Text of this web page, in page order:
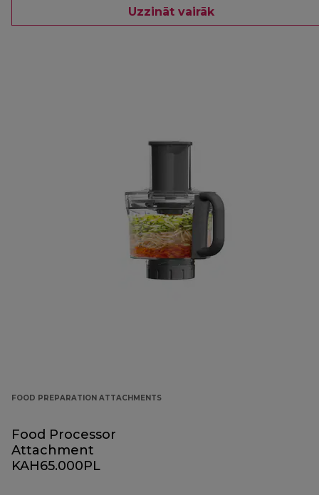
Uzzināt vairāk
FOOD PREPARATION ATTACHMENTS
Food Processor
Attachment
KAH65.000PL